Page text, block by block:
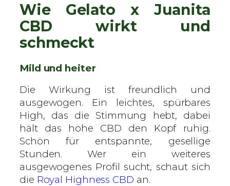
n
M
e
g
Wie Gelato x Juanita
CBD wirkt und
schmeckt
Mild und heiter
Die Wirkung ist freundlich und
ausgewogen. Ein leichtes, spürbares
High, das die Stimmung hebt, dabei
hält das hohe CBD den Kopf ruhig.
Schön für entspannte, gesellige
Stunden. Wer ein weiteres
ausgewogenes Profil sucht, schaut sich
die Royal Highness CBD an.